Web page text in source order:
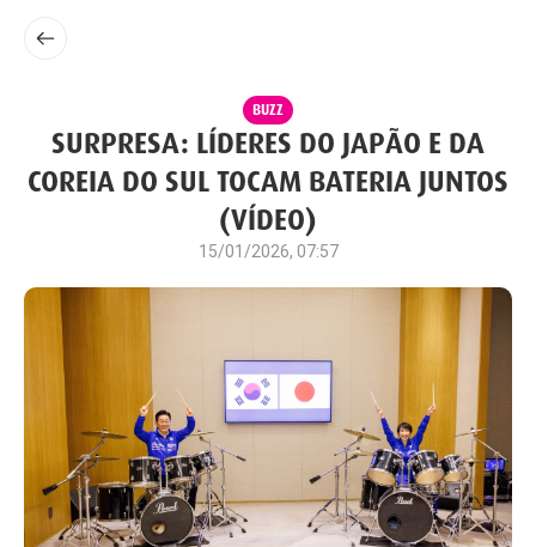
BUZZ
SURPRESA: LÍDERES DO JAPÃO E DA
COREIA DO SUL TOCAM BATERIA JUNTOS
(VÍDEO)
15/01/2026, 07:57